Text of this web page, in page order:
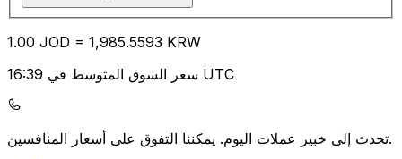
1.00 JOD = 1,985.5593 KRW
سعر السوق المتوسط في 16:39 UTC
تحدث إلى خبير عملات اليوم.يمكننا التفوق على أسعار المنافسين.